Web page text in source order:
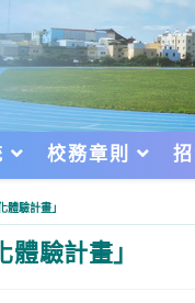
校務章則
驗計畫」
驗計畫」